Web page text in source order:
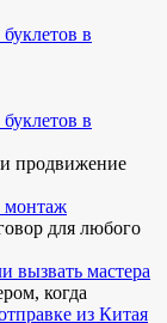
в
в
продвижение
монтаж
для любого
вызвать мастера
когда